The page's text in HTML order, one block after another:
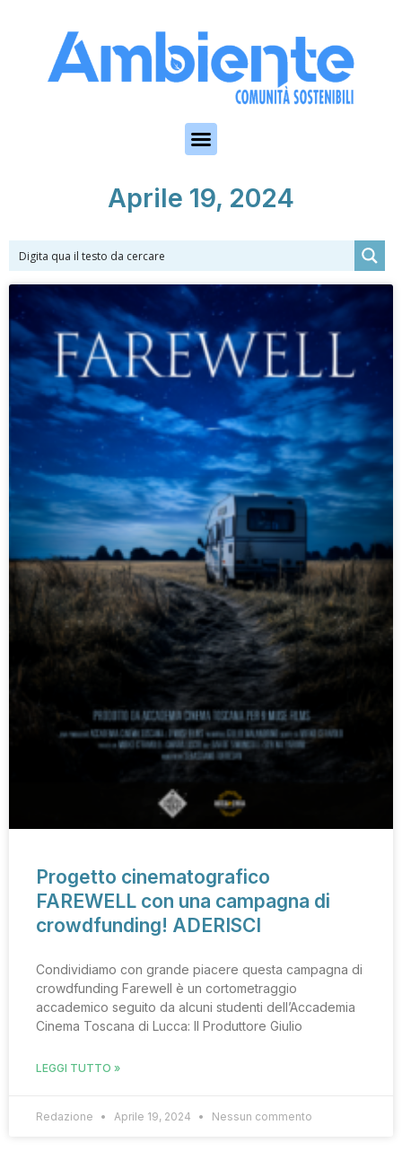
Aprile 19, 2024
Progetto cinematografico
FAREWELL con una campagna di
crowdfunding! ADERISCI
Condividiamo con grande piacere questa campagna di
crowdfunding Farewell è un cortometraggio
accademico seguito da alcuni studenti dell’Accademia
Cinema Toscana di Lucca: Il Produttore Giulio
LEGGI TUTTO »
Redazione Aprile 19, 2024 Nessun commento